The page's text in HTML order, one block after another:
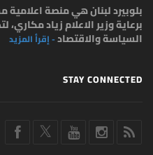
برعاية وزير الاعلام زياد
السياسة والاقتصاد- إقرأ المزيد
STAY CONNECTED